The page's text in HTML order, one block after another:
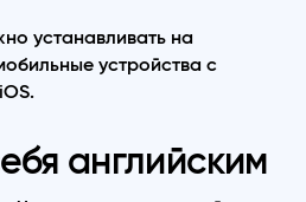
устанавливать на
устройства с
английским